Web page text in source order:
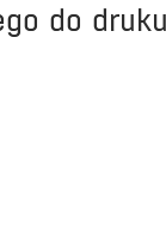
do druku